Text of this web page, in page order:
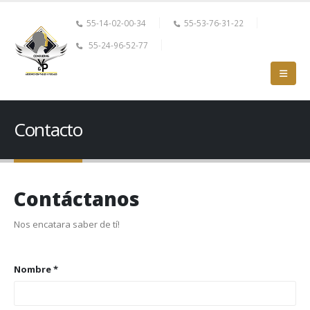
55-14-02-00-34
55-53-76-31-22
55-24-96-52-77
Contacto
Contáctanos
Nos encatara saber de tí!
Nombre *